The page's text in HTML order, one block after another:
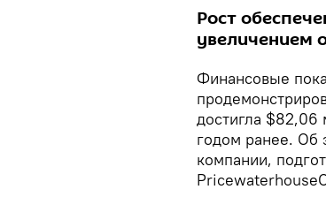
Рост
увеличением
Финансовые
достигла
годом ранее. Об
компании,